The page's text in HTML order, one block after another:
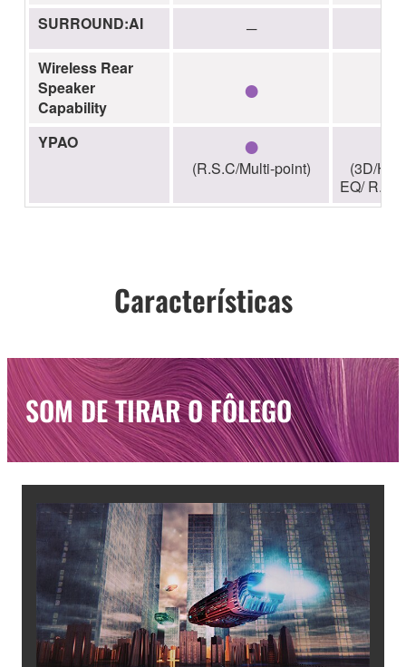
SURROUND:AI ─
Wireless Rear
Speaker
Capability
●
YPAO ●
(R.S.C/Multi-point)
(3D/
EQ/
Características
SOM DE TIRAR O FÔLEGO